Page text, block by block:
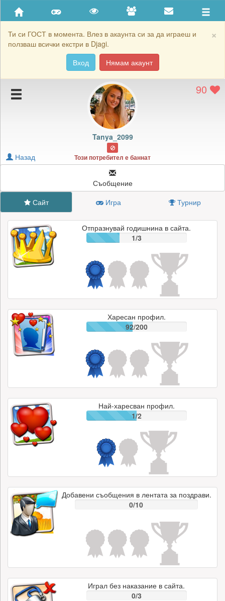
×
Ти си ГОСТ в момента. Влез в акаунта си за да играеш и
ползваш всички екстри в Djagi.
Вход
Нямам акаунт
Приятели
Хронология на игри
Подаръците на Tanya_2099
Картичките на Tanya_2099
Блокирай Tanya_2099
90
Tanya_2099
Този потребител е баннат
Назад
Съобщение
Сайт
Игра Турнир
Отпразнувай годишнина в сайта.
1/3
Харесан профил.
92/200
Най-харесван профил.
1/2
Добавени съобщения в лентата за поздрави.
0/10
Играл без наказание в сайта.
0/3